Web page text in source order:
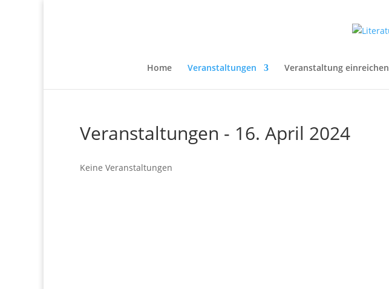
Home Veranstaltungen Veranstaltung einreichen
Veranstaltungen - 16. April 2024
Keine Veranstaltungen